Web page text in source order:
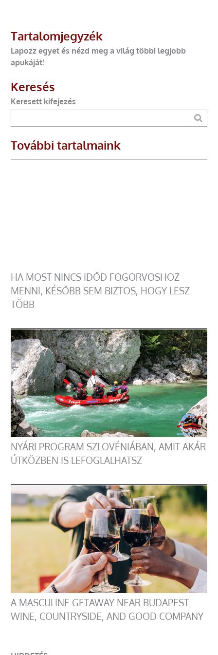
Tartalomjegyzék
Lapozz egyet és nézd meg a világ többi legjobb
apukáját!
Keresés
Keresett kifejezés
További tartalmaink
HA MOST NINCS IDŐD FOGORVOSHOZ
MENNI, KÉSŐBB SEM BIZTOS, HOGY LESZ
TÖBB
NYÁRI PROGRAM SZLOVÉNIÁBAN, AMIT AKÁR
ÚTKÖZBEN IS LEFOGLALHATSZ
A MASCULINE GETAWAY NEAR BUDAPEST:
WINE, COUNTRYSIDE, AND GOOD COMPANY